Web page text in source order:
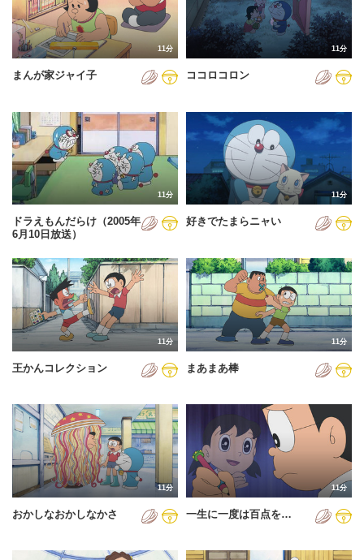
11分
まんが家ジャイ子
11分
ココロコロン
11分
ドラえもんだらけ（2005年
6月10日放送）
11分
好きでたまらニャい
11分
王かんコレクション
11分
まあまあ棒
11分
おかしなおかしなかさ
11分
一生に一度は百点を…